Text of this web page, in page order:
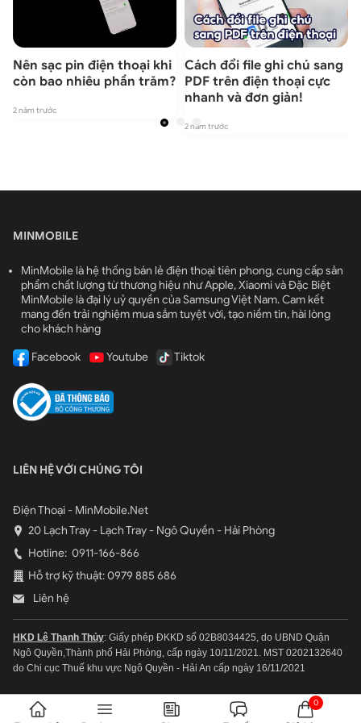
Nên sạc pin điện thoại khi
còn bao nhiêu phần trăm?
2 năm trước
Cách đổi file ghi chú sang
PDF trên điện thoại cực
nhanh và đơn giản!
2 năm trước
MINMOBILE
MinMobile là hệ thống bán lẻ điện thoại tiên phong, cung cấp sản
phẩm chất lượng từ thương hiệu như Apple, Xiaomi và Đặc Biệt
MinMobile là đại lý uỷ quyền của Samsung Việt Nam. Cam kết
mang đến trải nghiệm mua sắm tuyệt vời, tạo niềm tin, hài lòng
cho khách hàng
Facebook Youtube Tiktok
LIÊN HỆ VỚI CHÚNG TÔI
Điện Thoại - MinMobile.Net
20 Lạch Tray - Lạch Tray - Ngô Quyền - Hải Phòng
Hotline: 0911-166-866
Hỗ trợ kỹ thuật: 0979 885 686
Liên hệ
HKD Lê Thanh Thủy: Giấy phép ĐKKD số 02B8034425, do UBND Quận
Ngô Quyền,Thành phố Hải Phòng, cấp ngày 10/11/2021. MST 0202132640
do Chi cục Thuế khu vực Ngô Quyền - Hải An cấp ngày 16/11/2021
0